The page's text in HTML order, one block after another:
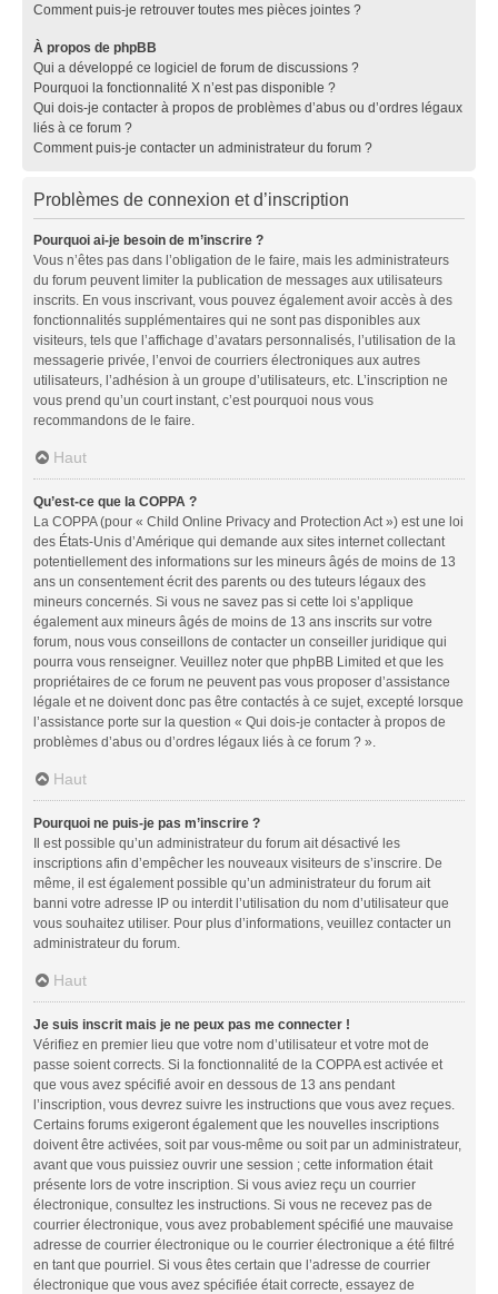
Comment puis-je retrouver toutes mes pièces jointes ?
À propos de phpBB
Qui a développé ce logiciel de forum de discussions ?
Pourquoi la fonctionnalité X n’est pas disponible ?
Qui dois-je contacter à propos de problèmes d’abus ou d’ordres légaux
liés à ce forum ?
Comment puis-je contacter un administrateur du forum ?
Problèmes de connexion et d’inscription
Pourquoi ai-je besoin de m’inscrire ?
Vous n’êtes pas dans l’obligation de le faire, mais les administrateurs
du forum peuvent limiter la publication de messages aux utilisateurs
inscrits. En vous inscrivant, vous pouvez également avoir accès à des
fonctionnalités supplémentaires qui ne sont pas disponibles aux
visiteurs, tels que l’affichage d’avatars personnalisés, l’utilisation de la
messagerie privée, l’envoi de courriers électroniques aux autres
utilisateurs, l’adhésion à un groupe d’utilisateurs, etc. L’inscription ne
vous prend qu’un court instant, c’est pourquoi nous vous
recommandons de le faire.
Haut
Qu’est-ce que la COPPA ?
La COPPA (pour « Child Online Privacy and Protection Act ») est une loi
des États-Unis d’Amérique qui demande aux sites internet collectant
potentiellement des informations sur les mineurs âgés de moins de 13
ans un consentement écrit des parents ou des tuteurs légaux des
mineurs concernés. Si vous ne savez pas si cette loi s’applique
également aux mineurs âgés de moins de 13 ans inscrits sur votre
forum, nous vous conseillons de contacter un conseiller juridique qui
pourra vous renseigner. Veuillez noter que phpBB Limited et que les
propriétaires de ce forum ne peuvent pas vous proposer d’assistance
légale et ne doivent donc pas être contactés à ce sujet, excepté lorsque
l’assistance porte sur la question « Qui dois-je contacter à propos de
problèmes d’abus ou d’ordres légaux liés à ce forum ? ».
Haut
Pourquoi ne puis-je pas m’inscrire ?
Il est possible qu’un administrateur du forum ait désactivé les
inscriptions afin d’empêcher les nouveaux visiteurs de s’inscrire. De
même, il est également possible qu’un administrateur du forum ait
banni votre adresse IP ou interdit l’utilisation du nom d’utilisateur que
vous souhaitez utiliser. Pour plus d’informations, veuillez contacter un
administrateur du forum.
Haut
Je suis inscrit mais je ne peux pas me connecter !
Vérifiez en premier lieu que votre nom d’utilisateur et votre mot de
passe soient corrects. Si la fonctionnalité de la COPPA est activée et
que vous avez spécifié avoir en dessous de 13 ans pendant
l’inscription, vous devrez suivre les instructions que vous avez reçues.
Certains forums exigeront également que les nouvelles inscriptions
doivent être activées, soit par vous-même ou soit par un administrateur,
avant que vous puissiez ouvrir une session ; cette information était
présente lors de votre inscription. Si vous aviez reçu un courrier
électronique, consultez les instructions. Si vous ne recevez pas de
courrier électronique, vous avez probablement spécifié une mauvaise
adresse de courrier électronique ou le courrier électronique a été filtré
en tant que pourriel. Si vous êtes certain que l’adresse de courrier
électronique que vous avez spécifiée était correcte, essayez de